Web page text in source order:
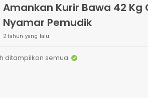
Amankan Kurir Bawa 42 Kg
Nyamar Pemudik
2 tahun yang lalu
ditampilkan semua